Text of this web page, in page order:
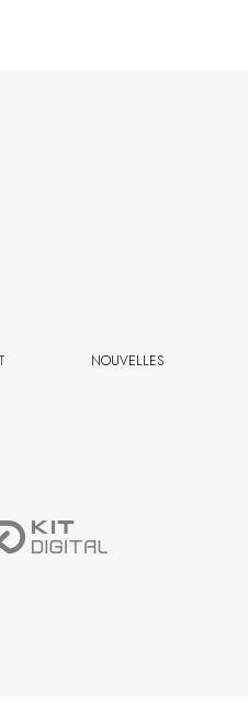
NOUVELLES